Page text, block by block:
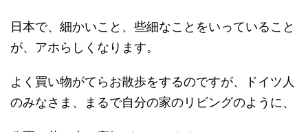
日本で、細かいこと、些細なことをいっていること
が、アホらしくなります。
よく買い物がてらお散歩をするのですが、ドイツ人
のみなさま、まるで自分の家のリビングのように、